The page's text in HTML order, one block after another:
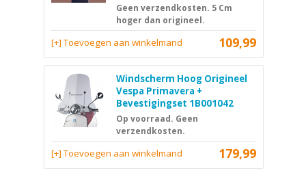
Geen verzendkosten. 5 Cm
hoger dan origineel.
109,99
[+] Toevoegen aan winkelmand
Windscherm Hoog Origineel
Vespa Primavera +
Bevestigingset 1B001042
Op voorraad. Geen
verzendkosten.
179,99
[+] Toevoegen aan winkelmand